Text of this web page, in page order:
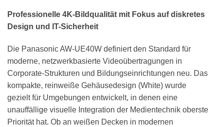
Professionelle 4K-Bildqualität mit Fokus auf diskretes
Design und IT-Sicherheit
Die Panasonic AW-UE40W definiert den Standard für
moderne, netzwerkbasierte Videoübertragungen in
Corporate-Strukturen und Bildungseinrichtungen neu. Das
kompakte, reinweiße Gehäusedesign (White) wurde
gezielt für Umgebungen entwickelt, in denen eine
unauffällige visuelle Integration der Medientechnik oberste
Priorität hat. Ob an weißen Decken in modernen